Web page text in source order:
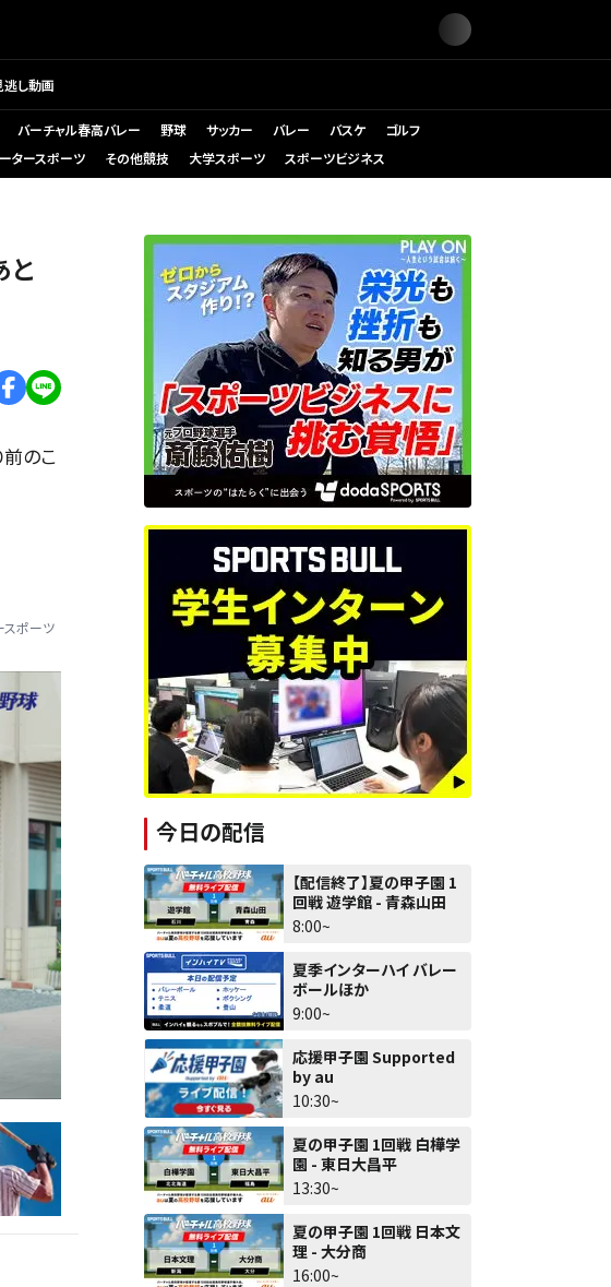
逃し動画
バーチャル春高バレー 野球 サッカー バレー バスケ
ゴルフ
タースポーツ その他競技 大学スポーツ スポーツビジネス
と
のこ
スポーツ
今日の配信
【配信終了】夏の甲子園 1
回戦 遊学館 - 青森山田
8:00~
夏季インターハイ バレー
ボールほか
9:00~
応援甲子園 Supported
by au
10:30~
夏の甲子園 1回戦 白樺学
園 - 東日大昌平
13:30~
夏の甲子園 1回戦 日本文
理 - 大分商
16:00~